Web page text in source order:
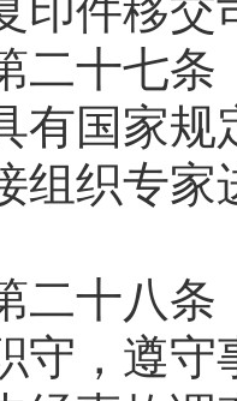
十七条
有国家
组织专
十八条
守，遵